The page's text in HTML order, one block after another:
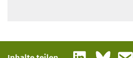
LinkedInBluesky